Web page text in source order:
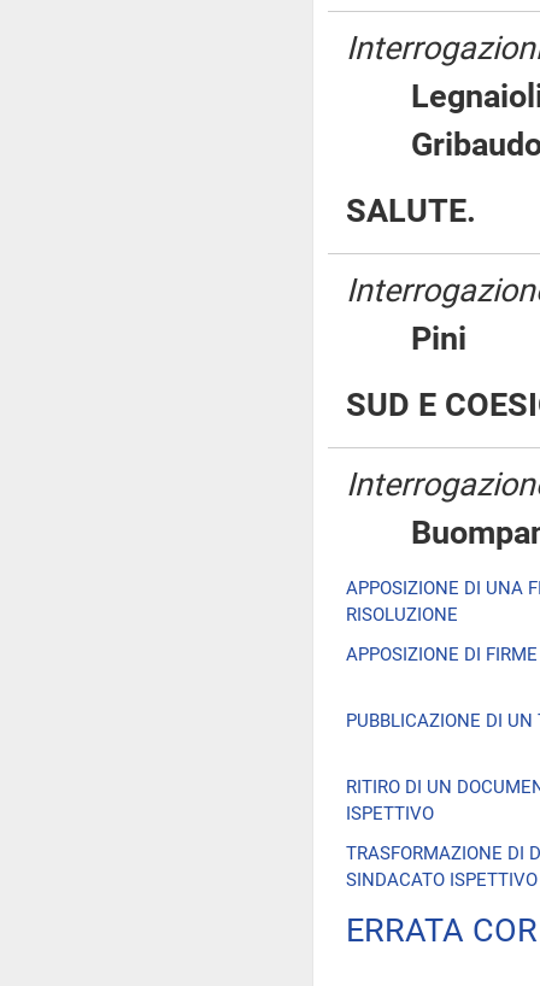
SALUTE.
Pini
SUD E
APPOSIZIONE DI UNA
RISOLUZIONE
APPOSIZIONE DI
PUBBLICAZIONE DI UN
RITIRO DI UN
ISPETTIVO
TRASFORMAZIONE DI
SINDACATO ISPETTIVO
ERRATA